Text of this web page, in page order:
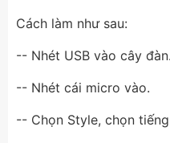
Cách làm như sau:
-- Nhét USB vào cây đàn.
-- Nhét cái micro vào.
-- Chọn Style, chọn